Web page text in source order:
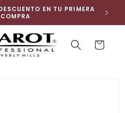
EN TU PRIMERA
COMPRA
Buscar Carrito